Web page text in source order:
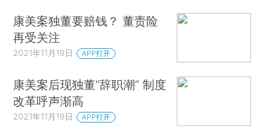
康美案独董要赔钱？ 董责险
再受关注
2021年11月19日 APP打开
康美案后现独董“辞职潮” 制度
改革呼声渐高
2021年11月19日 APP打开